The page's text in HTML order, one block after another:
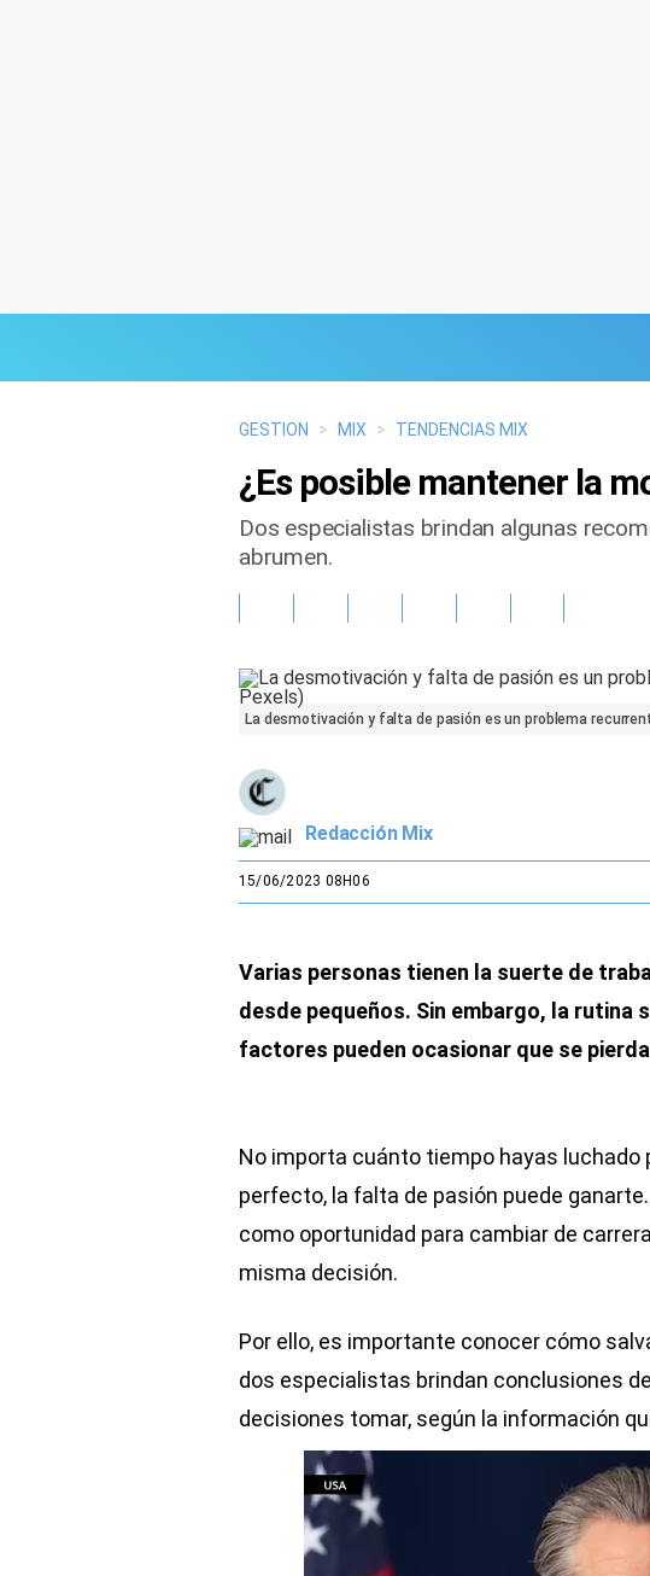
GESTION > MIX > TENDENCIAS MIX
¿Es posible mantener la
Dos especialistas brindan algunas
abrumen.
La desmotivación y falta de pasión es un problema
Redacción Mix
15/06/2023 08H06
Varias personas tienen la suerte de
desde pequeños. Sin embargo, la rutina
factores pueden ocasionar que se
No importa cuánto tiempo hayas luchado
perfecto, la falta de pasión puede
como oportunidad para cambiar de
misma decisión.
Por ello, es importante conocer cómo
dos especialistas brindan conclusiones
decisiones tomar, según la información